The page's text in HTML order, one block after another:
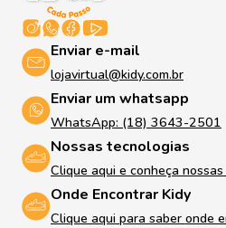
Enviar e-mail
lojavirtual@kidy.com.br
Enviar um whatsapp
WhatsApp: (18) 3643-2501
Nossas tecnologias
Clique aqui e conheça
Onde Encontrar Kidy
Clique aqui para saber onde